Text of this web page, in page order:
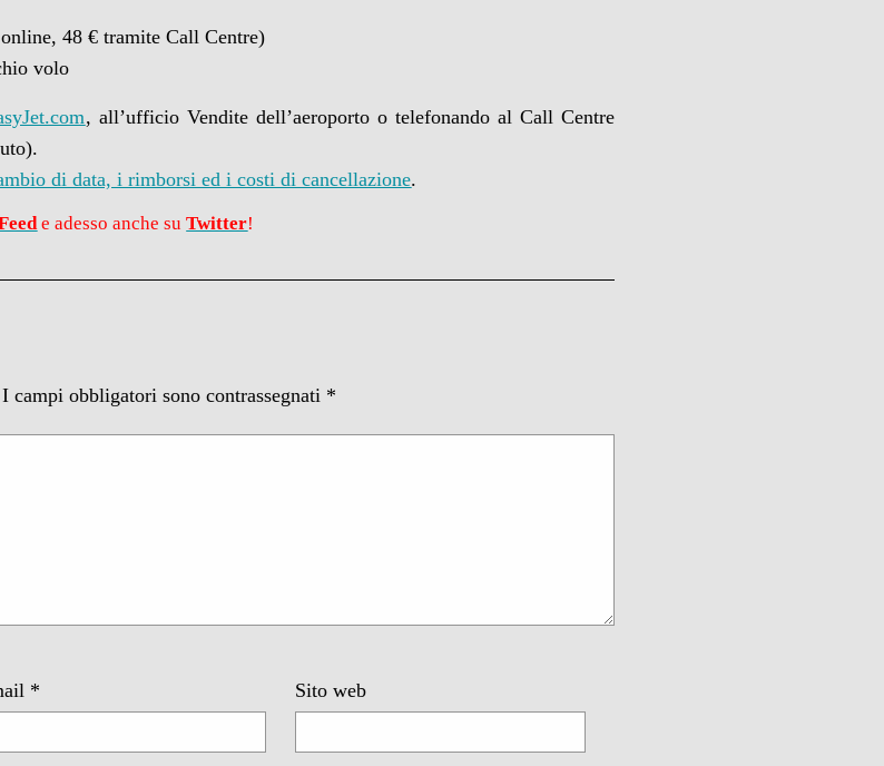
48 € tramite Call Centre)
volo
, all’ufficio Vendite dell’aeroporto o telefonando al Call Centre
di data, i rimborsi ed i costi di cancellazione.
e adesso anche suTwitter!
I campi obbligatori sono contrassegnati *
* Sito web